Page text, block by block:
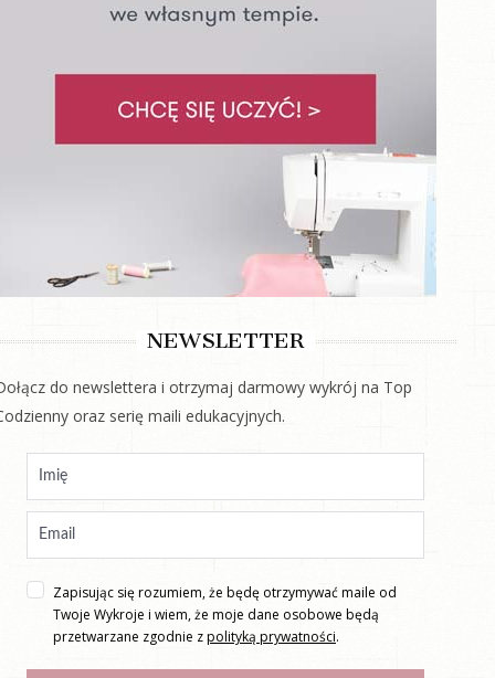
NEWSLETTER
do newslettera i otrzymaj darmowy wykrój na Top
oraz serię maili edukacyjnych.
Zapisując się rozumiem, że będę otrzymywać maile od
Twoje Wykroje i wiem, że moje dane osobowe będą
przetwarzane zgodnie zpolityką prywatności.